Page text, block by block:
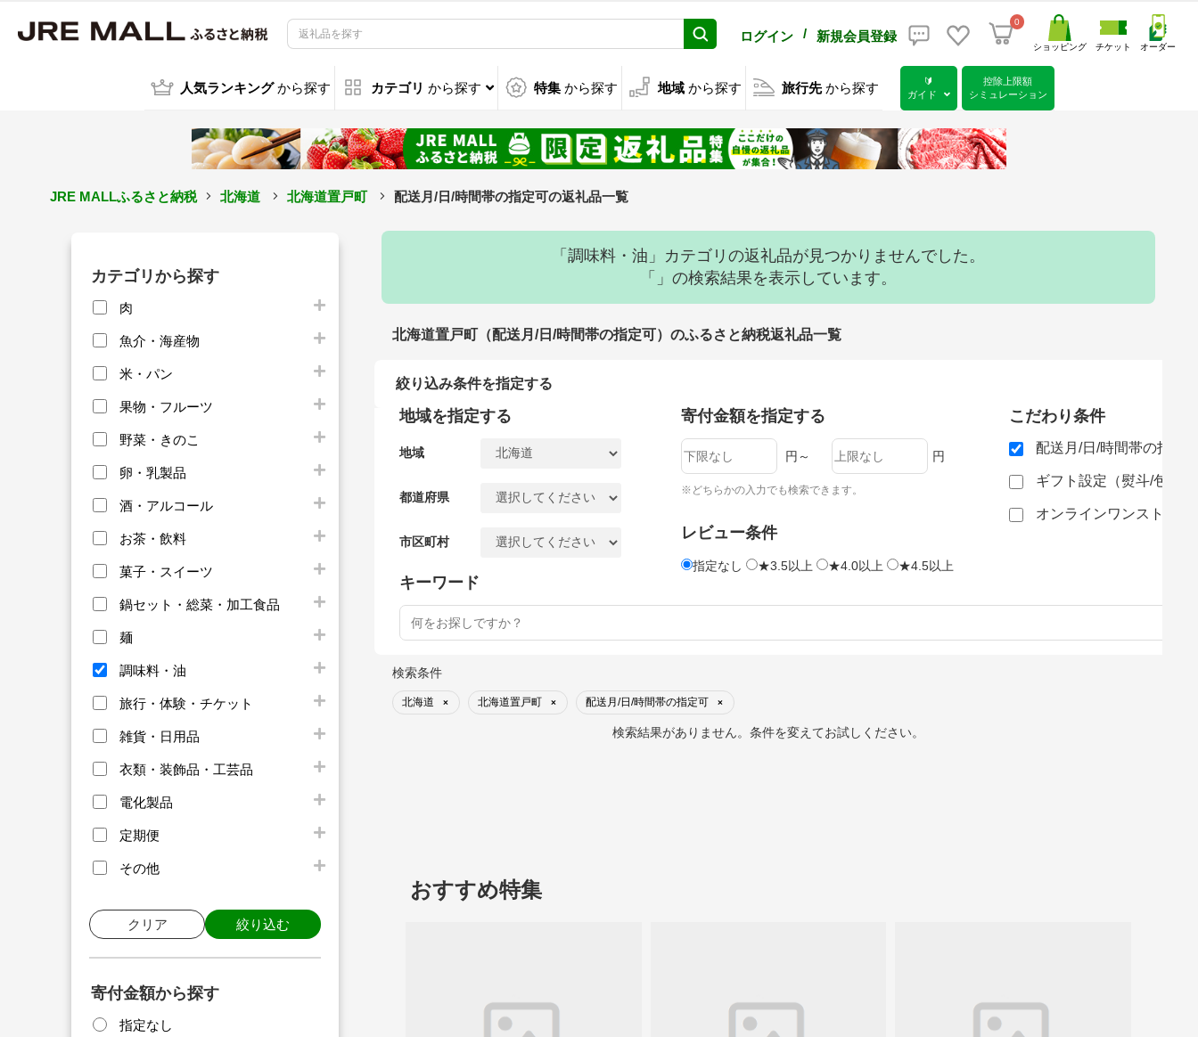
ログイン / 新規会員登録
0
ショッピング チケット オーダー
人気ランキング から探す カテゴリ から探す 特集 から探す 地域 から探す 旅行先 から探す
🔰
ガイド
控除上限額
シミュレーション
JRE MALLふるさと納税 北海道 北海道置戸町 配送月/日/時間帯の指定可の返礼品一覧
カテゴリから探す
肉
魚介・海産物
米・パン
果物・フルーツ
野菜・きのこ
卵・乳製品
酒・アルコール
お茶・飲料
菓子・スイーツ
鍋セット・総菜・加工食品
麺
調味料・油
旅行・体験・チケット
雑貨・日用品
衣類・装飾品・工芸品
電化製品
定期便
その他
クリア 絞り込む
寄付金額から探す
指定なし
「調味料・油」カテゴリの返礼品が見つかりませんでした。
「」の検索結果を表示しています。
北海道置戸町（配送月/日/時間帯の指定可）のふるさと納税返礼品一覧
絞り込み条件を指定する
地域を指定する
地域
都道府県
市区町村
寄付金額を指定する
円～ 円
※どちらかの入力でも検索できます。
レビュー条件
指定なし ★3.5以上 ★4.0以上 ★4.5以上
こだわり条件
配送月/日/時間帯の指定
ギフト設定（熨斗/包装
オンラインワンストップ
キーワード
検索条件
北海道 × 北海道置戸町 × 配送月/日/時間帯の指定可 ×
検索結果がありません。条件を変えてお試しください。
おすすめ特集